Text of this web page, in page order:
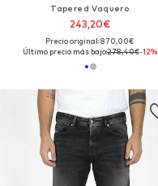
Tapered Vaquero
243,20€
Precio original: 870,00€
Último precio más bajo:278,40€-12%